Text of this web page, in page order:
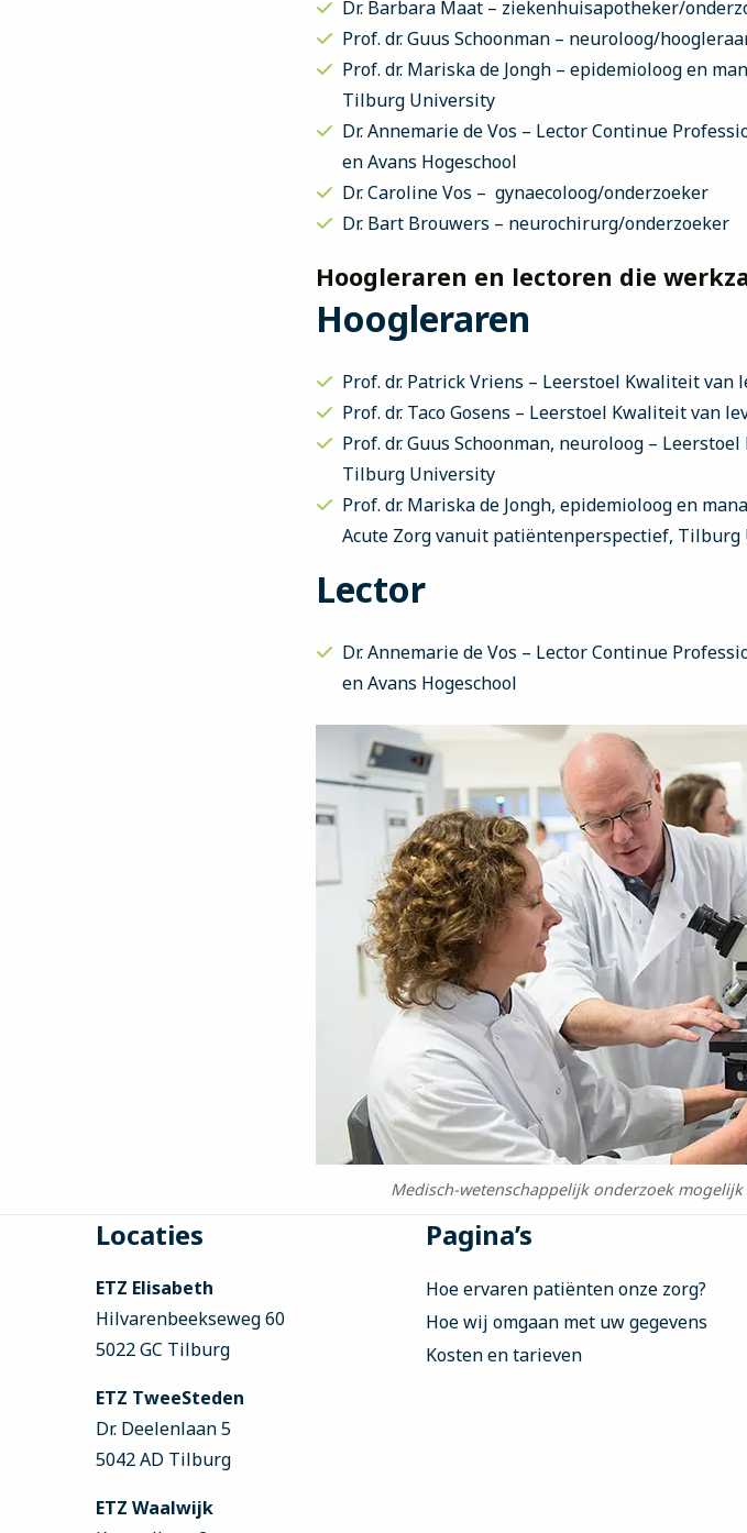
Dr. Barbara Maat – ziekenhuisapotheker/
Prof. dr. Guus Schoonman – neuroloog/
Prof. dr. Mariska de Jongh – epidemioloog en
Tilburg University
Dr. Annemarie de Vos – Lector Continue
en Avans Hogeschool
Dr. Caroline Vos – gynaecoloog/onderzoeker
Dr. Bart Brouwers – neurochirurg/onderzoeker
Hoogleraren en lectoren die
Hoogleraren
Prof. dr. Patrick Vriens – Leerstoel Kwaliteit
Prof. dr. Taco Gosens – Leerstoel Kwaliteit van
Prof. dr. Guus Schoonman, neuroloog –
Tilburg University
Prof. dr. Mariska de Jongh, epidemioloog en
Acute Zorg vanuit patiëntenperspectief, Tilburg
Lector
Dr. Annemarie de Vos – Lector Continue
en Avans Hogeschool
Medisch-wetenschappelijk onderzoek
footer
Locaties
ETZ Elisabeth
Hilvarenbeekseweg 60
5022 GC Tilburg
ETZ TweeSteden
Dr. Deelenlaan 5
5042 AD Tilburg
ETZ Waalwijk
Pagina’s
Hoe ervaren patiënten onze zorg?
Hoe wij omgaan met uw gegevens
Kosten en tarieven